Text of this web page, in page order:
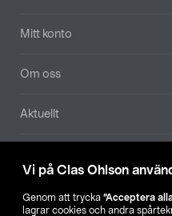
Vi på Clas Ohlson
Genom att trycka ”Acceptera
lagrar cookies och andra
Mitt konto
Om oss
Aktuellt